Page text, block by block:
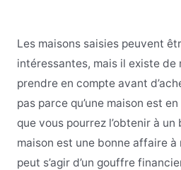
Les maisons saisies peuvent
intéressantes, mais il existe de
prendre en compte avant
pas parce qu’une maison est
que vous pourrez l’obtenir à un
maison est une bonne affaire à
peut s’agir d’un gouffre